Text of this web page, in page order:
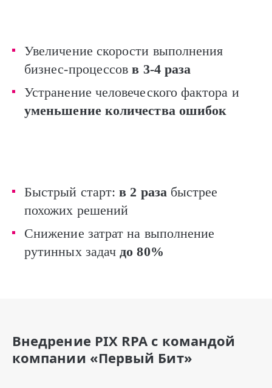
Увеличение скорости выполнения
бизнес-процессовв 3-4 раза
Устранение человеческого фактора и
уменьшение количества ошибок
Быстрый старт:в 2 раза быстрее
похожих решений
Снижение затрат на выполнение
рутинных задач до 80%
Внедрение PIX RPA c командой
компании «Первый Бит»